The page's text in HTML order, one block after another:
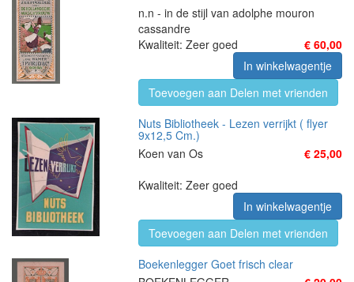
n.n - in de stijl van adolphe mouron
cassandre
€ 60,00
Kwaliteit: Zeer goed
In winkelwagentje
Toevoegen aan Delen met vrienden
Nuts Bibliotheek - Lezen verrijkt ( flyer
9x12,5 Cm.)
Koen van Os
€ 25,00
Kwaliteit: Zeer goed
In winkelwagentje
Toevoegen aan Delen met vrienden
Boekenlegger Goet frisch clear